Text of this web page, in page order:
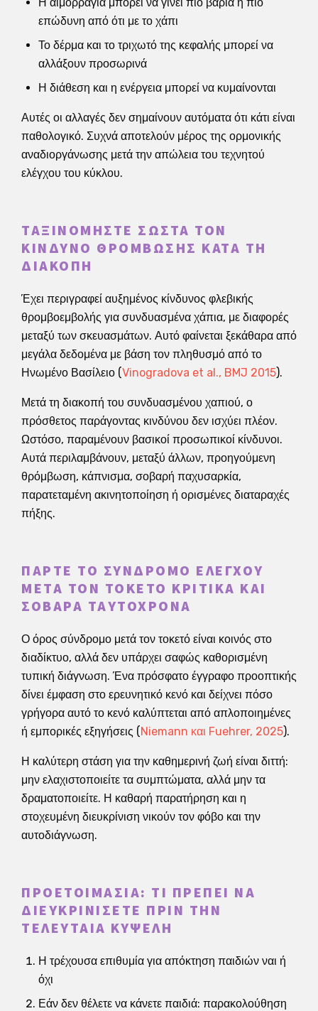
επώδυνη από ότι με το χάπι
Το δέρμα και το τριχωτό της κεφαλής μπορεί να
αλλάξουν προσωρινά
Η διάθεση και η ενέργεια μπορεί να κυμαίνονται
Αυτές οι αλλαγές δεν σημαίνουν αυτόματα ότι κάτι είναι
παθολογικό. Συχνά αποτελούν μέρος της ορμονικής
αναδιοργάνωσης μετά την απώλεια του τεχνητού
ελέγχου του κύκλου.
ΤΑΞΙΝΟΜΉΣΤΕ ΣΩΣΤΆ ΤΟΝ
ΚΊΝΔΥΝΟ ΘΡΌΜΒΩΣΗΣ ΚΑΤΆ ΤΗ
ΔΙΑΚΟΠΉ
Έχει περιγραφεί αυξημένος κίνδυνος φλεβικής
θρομβοεμβολής για συνδυασμένα χάπια, με διαφορές
μεταξύ των σκευασμάτων. Αυτό φαίνεται ξεκάθαρα από
μεγάλα δεδομένα με βάση τον πληθυσμό από το
Ηνωμένο Βασίλειο (Vinogradova et al., BMJ 2015).
Μετά τη διακοπή του συνδυασμένου χαπιού, ο
πρόσθετος παράγοντας κινδύνου δεν ισχύει πλέον.
Ωστόσο, παραμένουν βασικοί προσωπικοί κίνδυνοι.
Αυτά περιλαμβάνουν, μεταξύ άλλων, προηγούμενη
θρόμβωση, κάπνισμα, σοβαρή παχυσαρκία,
παρατεταμένη ακινητοποίηση ή ορισμένες διαταραχές
πήξης.
ΠΆΡΤΕ ΤΟ ΣΎΝΔΡΟΜΟ ΕΛΈΓΧΟΥ
ΜΕΤΆ ΤΟΝ ΤΟΚΕΤΌ ΚΡΙΤΙΚΆ ΚΑΙ
ΣΟΒΑΡΆ ΤΑΥΤΌΧΡΟΝΑ
Ο όρος σύνδρομο μετά τον τοκετό είναι κοινός στο
διαδίκτυο, αλλά δεν υπάρχει σαφώς καθορισμένη
τυπική διάγνωση. Ένα πρόσφατο έγγραφο προοπτικής
δίνει έμφαση στο ερευνητικό κενό και δείχνει πόσο
γρήγορα αυτό το κενό καλύπτεται από απλοποιημένες
ή εμπορικές εξηγήσεις (Niemann και Fuehrer, 2025).
Η καλύτερη στάση για την καθημερινή ζωή είναι διττή:
μην ελαχιστοποιείτε τα συμπτώματα, αλλά μην τα
δραματοποιείτε. Η καθαρή παρατήρηση και η
στοχευμένη διευκρίνιση νικούν τον φόβο και την
αυτοδιάγνωση.
ΠΡΟΕΤΟΙΜΑΣΊΑ: ΤΙ ΠΡΈΠΕΙ ΝΑ
ΔΙΕΥΚΡΙΝΊΣΕΤΕ ΠΡΙΝ ΤΗΝ
ΤΕΛΕΥΤΑΊΑ ΚΥΨΈΛΗ
Η τρέχουσα επιθυμία για απόκτηση παιδιών ναι ή
όχι
Εάν δεν θέλετε να κάνετε παιδιά: παρακολούθηση